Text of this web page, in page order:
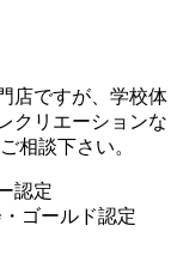
店ですが、学校体
クリエーションな
相談下さい。
認定
ゴールド認定